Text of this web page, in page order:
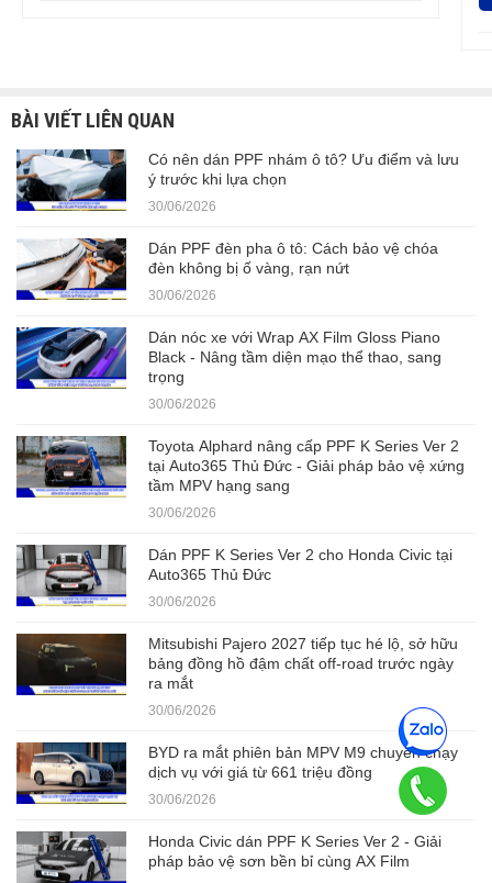
BÀI VIẾT LIÊN QUAN
Có nên dán PPF nhám ô tô? Ưu điểm và lưu
ý trước khi lựa chọn
30/06/2026
Dán PPF đèn pha ô tô: Cách bảo vệ chóa
đèn không bị ố vàng, rạn nứt
30/06/2026
Dán nóc xe với Wrap AX Film Gloss Piano
Black - Nâng tầm diện mạo thể thao, sang
trọng
30/06/2026
Toyota Alphard nâng cấp PPF K Series Ver 2
tại Auto365 Thủ Đức - Giải pháp bảo vệ xứng
tầm MPV hạng sang
30/06/2026
Dán PPF K Series Ver 2 cho Honda Civic tại
Auto365 Thủ Đức
30/06/2026
Mitsubishi Pajero 2027 tiếp tục hé lộ, sở hữu
bảng đồng hồ đậm chất off-road trước ngày
ra mắt
30/06/2026
BYD ra mắt phiên bản MPV M9 chuyên chạy
dịch vụ với giá từ 661 triệu đồng
30/06/2026
Honda Civic dán PPF K Series Ver 2 - Giải
pháp bảo vệ sơn bền bỉ cùng AX Film